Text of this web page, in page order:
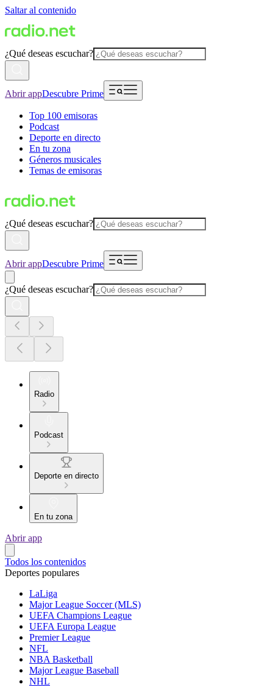
Saltar al contenido
¿Qué deseas escuchar?
Abrir appDescubre Prime
Top 100 emisoras
Podcast
Deporte en directo
En tu zona
Géneros musicales
Temas de emisoras
¿Qué deseas escuchar?
Abrir appDescubre Prime
¿Qué deseas escuchar?
Radio
Podcast
Deporte en directo
En tu zona
Abrir app
Todos los contenidos
Deportes populares
LaLiga
Major League Soccer (MLS)
UEFA Champions League
UEFA Europa League
Premier League
NFL
NBA Basketball
Major League Baseball
NHL